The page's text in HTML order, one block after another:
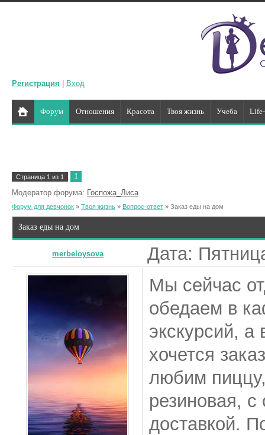
Регистрация Вход
Форум Отношения Красота Твоя жизнь Учеба
Страница 1 из 1
1
Модератор форума: Госпожа_Лиса
Форум для девчонок » Твоя жизнь » Вопрос-ответ » Заказ еды на дом
Заказ еды на дом
merbeloysova Дата:
Мы сейчас
обедаем в
экскурсий, а
хочется
любим
резиновая,
доставкой.